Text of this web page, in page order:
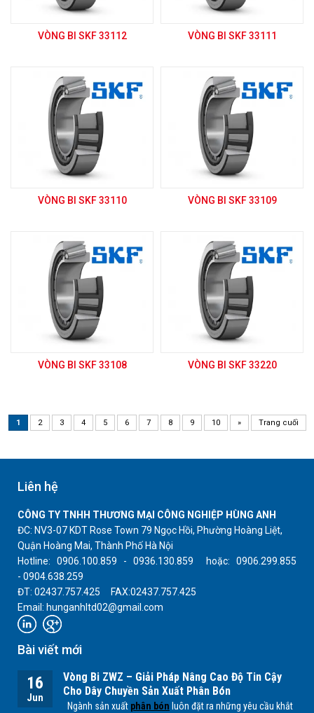
VÒNG BI SKF 33112 VÒNG BI SKF 33111
VÒNG BI SKF 33110 VÒNG BI SKF 33109
VÒNG BI SKF 33108 VÒNG BI SKF 33220
1 2 3 4 5 6 7 8 9 10 » Trang cuối
Liên hệ
CÔNG TY TNHH THƯƠNG MẠI CÔNG NGHIỆP HÙNG ANH
ĐC: NV3-07 KDT Rose Town 79 Ngọc Hồi, Phường Hoàng Liệt,
Quận Hoàng Mai, Thành Phố Hà Nội
Hotline: 0906.100.859 - 0936.130.859 hoặc: 0906.299.855
- 0904.638.259
ĐT: 02437.757.425 FAX:02437.757.425
Email: hunganhltd02@gmail.com
Bài viết mới
16
Jun
Vòng Bi ZWZ – Giải Pháp Nâng Cao Độ Tin Cậy
Cho Dây Chuyền Sản Xuất Phân Bón
Ngành sản xuất phân bón luôn đặt ra những yêu cầu khắt